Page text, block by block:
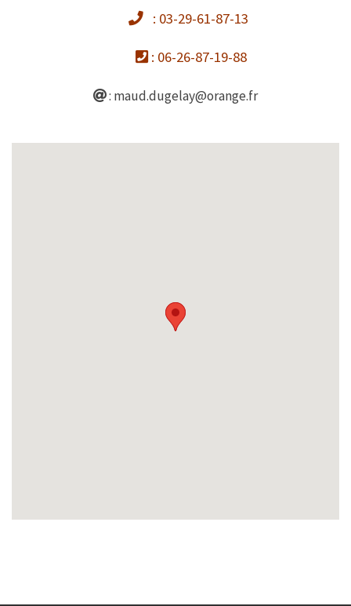
: 03-29-61-87-13
: 06-26-87-19-88
: maud.dugelay@orange.fr